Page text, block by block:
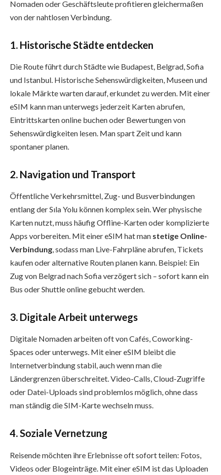
Nomaden oder Geschäftsleute profitieren gleichermaßen
von der nahtlosen Verbindung.
1. Historische Städte entdecken
Die Route führt durch Städte wie Budapest, Belgrad, Sofia
und Istanbul. Historische Sehenswürdigkeiten, Museen und
lokale Märkte warten darauf, erkundet zu werden. Mit einer
eSIM kann man unterwegs jederzeit Karten abrufen,
Eintrittskarten online buchen oder Bewertungen von
Sehenswürdigkeiten lesen. Man spart Zeit und kann
spontaner planen.
2. Navigation und Transport
Öffentliche Verkehrsmittel, Zug- und Busverbindungen
entlang der Sıla Yolu können komplex sein. Wer physische
Karten nutzt, muss häufig Offline-Karten oder komplizierte
Apps vorbereiten. Mit einer eSIM hat man stetige Online-
Verbindung, sodass man Live-Fahrpläne abrufen, Tickets
kaufen oder alternative Routen planen kann. Beispiel: Ein
Zug von Belgrad nach Sofia verzögert sich – sofort kann ein
Bus oder Shuttle online gebucht werden.
3. Digitale Arbeit unterwegs
Digitale Nomaden arbeiten oft von Cafés, Coworking-
Spaces oder unterwegs. Mit einer eSIM bleibt die
Internetverbindung stabil, auch wenn man die
Ländergrenzen überschreitet. Video-Calls, Cloud-Zugriffe
oder Datei-Uploads sind problemlos möglich, ohne dass
man ständig die SIM-Karte wechseln muss.
4. Soziale Vernetzung
Reisende möchten ihre Erlebnisse oft sofort teilen: Fotos,
Videos oder Blogeinträge. Mit einer eSIM ist das Uploaden